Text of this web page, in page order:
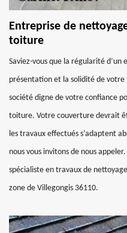
Entreprise de
toiture
Saviez-vous que la régularité
présentation et la solidité de
société digne de votre confiance
toiture. Votre couverture devrait
les travaux effectués s’adaptent
nous vous invitons de nous
spécialiste en travaux de
zone de Villegongis 36110.